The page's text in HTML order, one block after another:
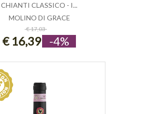
ESAURITO
CHIANTI CLASSICO - I...
MOLINO DI GRACE
€ 17,03
€ 16,39 -4%